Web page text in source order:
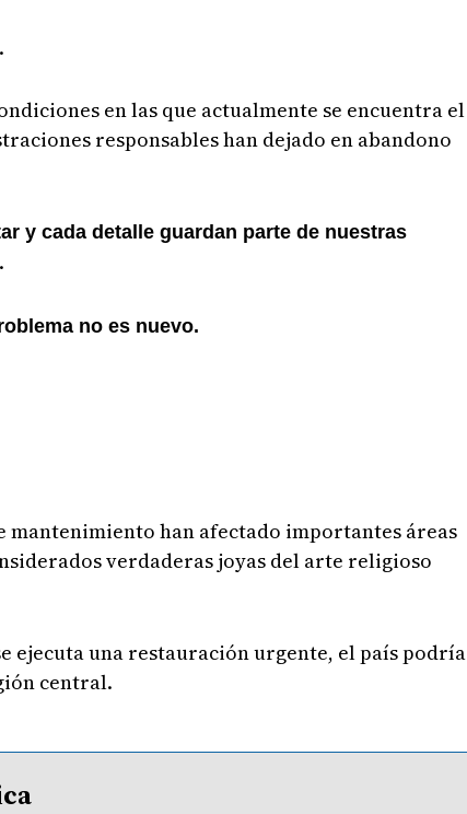
en las que actualmente se encuentra el
responsables han dejado en abandono
y cada detalle guardan parte de nuestras
no es nuevo.
mantenimiento han afectado importantes áreas
verdaderas joyas del arte religioso
ejecuta una restauración urgente, el país podría
central.